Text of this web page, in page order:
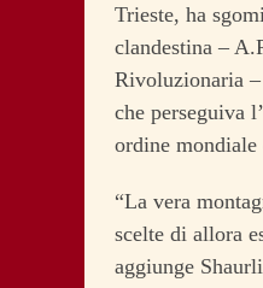
Trieste, ha
clandestina –
Rivoluzionaria
che perseguiva
ordine
“La vera
scelte di allora
aggiunge